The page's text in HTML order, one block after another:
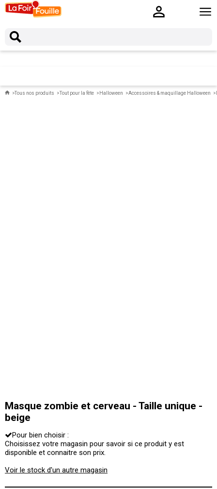
Tous nos produits Tout pour la fête Halloween Accessoires & maquillage Halloween
Masque zombie et cerveau - Taille unique -
beige
Pour bien choisir :
Choisissez votre magasin pour savoir si ce produit y est
disponible et connaitre son prix.
Voir le stock d'un autre magasin